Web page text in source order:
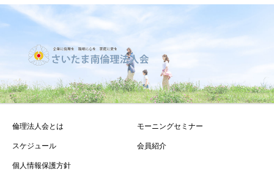
倫理法人会とは
モーニングセミナー
スケジュール
会員紹介
個人情報保護方針